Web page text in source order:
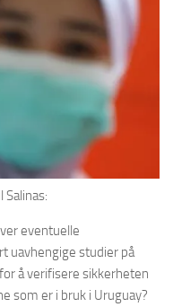
eventuelle
uavhengige studier på
å verifisere sikkerheten
som er i bruk i Uruguay?